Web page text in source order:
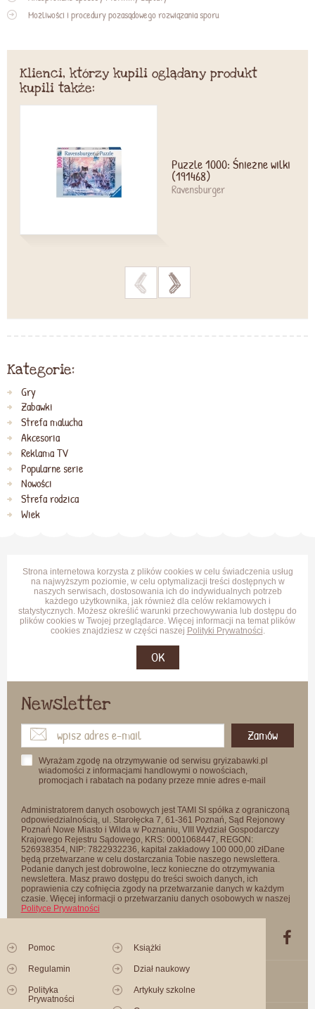
Możliwości i procedury pozasądowego rozwiązania sporu
Klienci, którzy kupili oglądany produkt
kupili także:
Puzzle 1000: Śnieżne wilki
(191468)
Ravensburger
> >
Kategorie:
Gry
Zabawki
Strefa malucha
Akcesoria
Reklama TV
Popularne serie
Nowości
Strefa rodzica
Wiek
Strona internetowa korzysta z plików cookies w celu świadczenia usług
na najwyższym poziomie, w celu optymalizacji treści dostępnych w
naszych serwisach, dostosowania ich do indywidualnych potrzeb
każdego użytkownika, jak również dla celów reklamowych i
statystycznych. Możesz określić warunki przechowywania lub dostępu do
plików cookies w Twojej przeglądarce. Więcej informacji na temat plików
cookies znajdziesz w części naszej Polityki Prywatności.
OK
Newsletter
Zamów
Wyrażam zgodę na otrzymywanie od serwisu gryizabawki.pl
wiadomości z informacjami handlowymi o nowościach,
promocjach i rabatach na podany przeze mnie adres e-mail
Administratorem danych osobowych jest TAMI SI spółka z ograniczoną
odpowiedzialnością, ul. Starołęcka 7, 61-361 Poznań, Sąd Rejonowy
Poznań Nowe Miasto i Wilda w Poznaniu, VIII Wydział Gospodarczy
Krajowego Rejestru Sądowego, KRS: 0001068447, REGON:
526938354, NIP: 7822932236, kapitał zakładowy 100 000,00 złDane
będą przetwarzane w celu dostarczania Tobie naszego newslettera.
Podanie danych jest dobrowolne, lecz konieczne do otrzymywania
newslettera. Masz prawo dostępu do treści swoich danych, ich
poprawienia czy cofnięcia zgody na przetwarzanie danych w każdym
czasie. Więcej informacji o przetwarzaniu danych osobowych w naszej
Polityce Prywatności
Pomoc
Regulamin
Polityka
Prywatności
Książki
Dział naukowy
Artykuły szkolne